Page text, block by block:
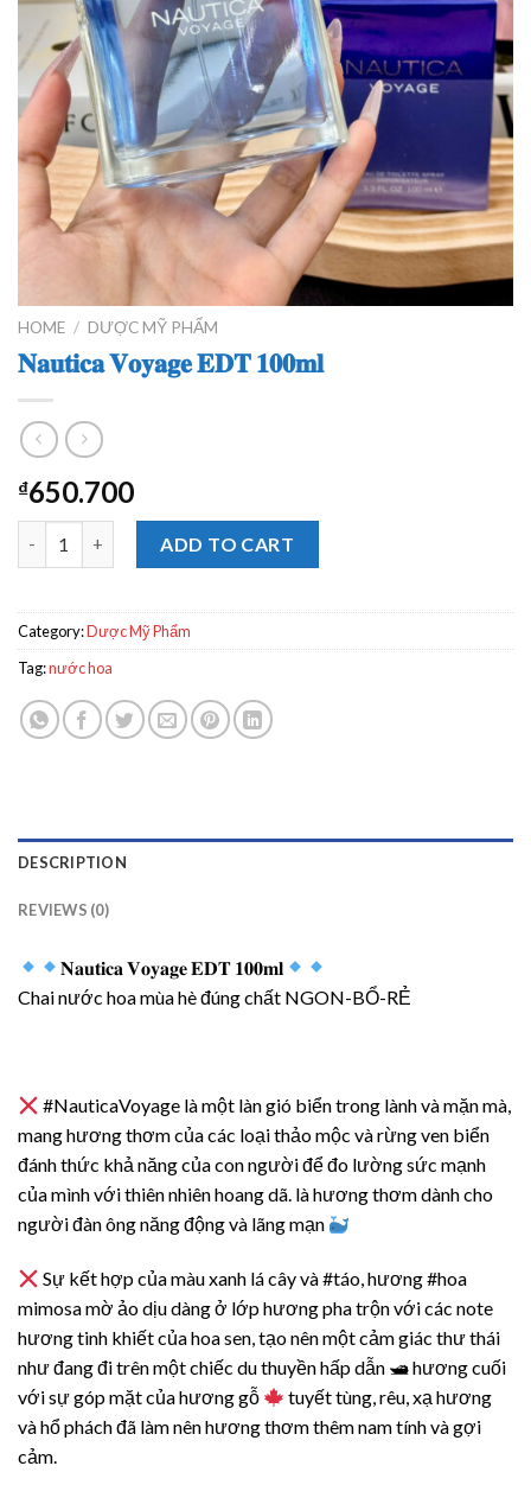
HOME / DƯỢC MỸ PHẨM
𝐍𝐚𝐮𝐭𝐢𝐜𝐚 𝐕𝐨𝐲𝐚𝐠𝐞 𝐄𝐃𝐓 𝟏𝟎𝟎𝐦𝐥
₫650.700
ADD TO CART
Category:Dược Mỹ Phẩm
Tag:nước hoa
DESCRIPTION
REVIEWS (0)
𝐍𝐚𝐮𝐭𝐢𝐜𝐚 𝐕𝐨𝐲𝐚𝐠𝐞 𝐄𝐃𝐓 𝟏𝟎𝟎𝐦𝐥
Chai nước hoa mùa hè đúng chất NGON-BỔ-RẺ
#NauticaVoyage là một làn gió biển trong lành và mặn mà,
mang hương thơm của các loại thảo mộc và rừng ven biển
đánh thức khả năng của con người để đo lường sức mạnh
của mình với thiên nhiên hoang dã. là hương thơm dành cho
người đàn ông năng động và lãng mạn
Sự kết hợp của màu xanh lá cây và #táo, hương #hoa
mimosa mờ ảo dịu dàng ở lớp hương pha trộn với các note
hương tinh khiết của hoa sen, tạo nên một cảm giác thư thái
như đang đi trên một chiếc du thuyền hấp dẫn 🛥 hương cuối
với sự góp mặt của hương gỗ
tuyết tùng, rêu, xạ hương
và hổ phách đã làm nên hương thơm thêm nam tính và gợi
cảm.